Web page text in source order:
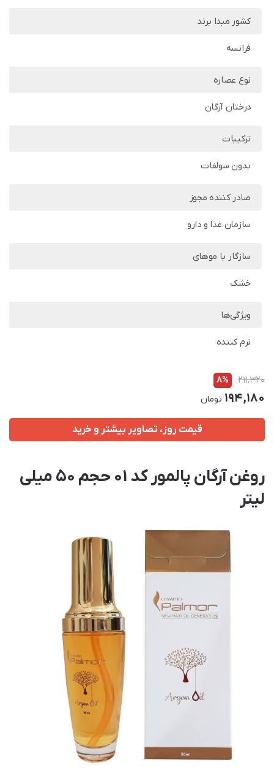
کشور مبدا برند
فرانسه
نوع عصاره
درختان آرگان
ترکیبات
بدون سولفات
صادر کننده مجوز
سازمان غذا و دارو
سازگار با موهای
خشک
ویژگی‌ها
نرم کننده
211,320
8%
194,180 تومان
قیمت روز، تصاویر بیشتر و خرید
روغن آرگان پالمور کد 01 حجم 50 میلی
لیتر